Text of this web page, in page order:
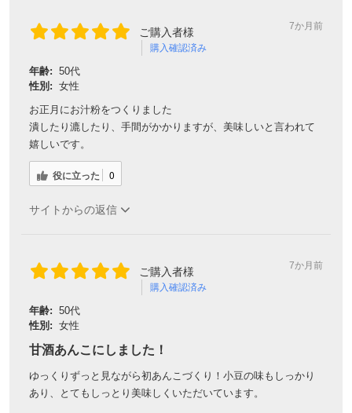
ご購入者様
購入確認済み
7か月前
年齢: 50代
性別: 女性
お正月にお汁粉をつくりました
潰したり漉したり、手間がかかりますが、美味しいと言われて
嬉しいです。
役に立った 0
サイトからの返信
ご購入者様
購入確認済み
7か月前
年齢: 50代
性別: 女性
甘酒あんこにしました！
ゆっくりずっと見ながら初あんこづくり！小豆の味もしっかり
あり、とてもしっとり美味しくいただいています。